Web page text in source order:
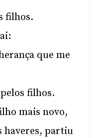
filhos.
que me
filhos.
mais novo,
haveres, partiu